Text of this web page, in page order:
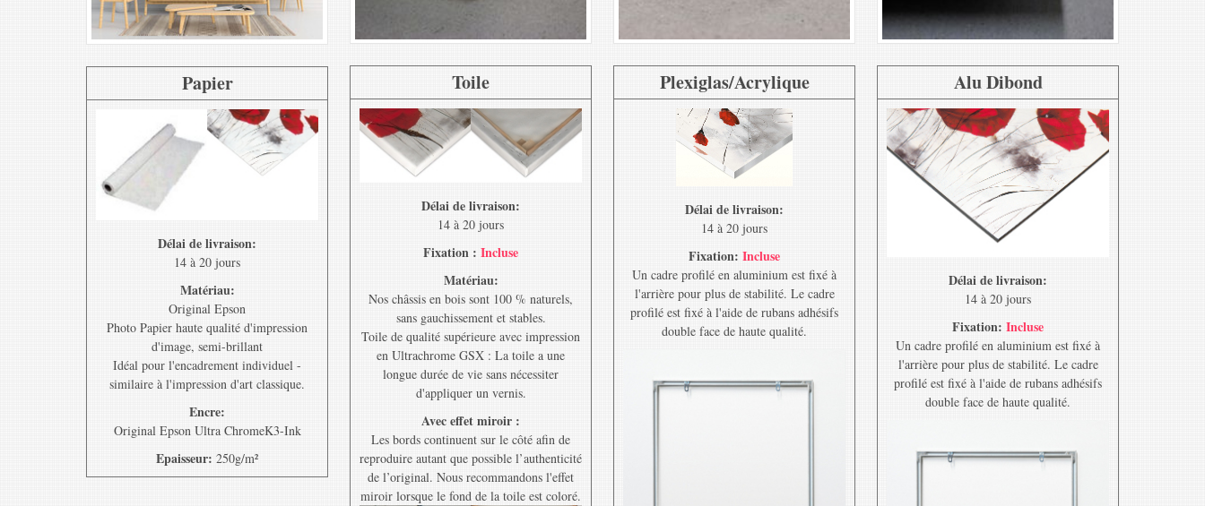
Papier
Délai de livraison:
14 à 20 jours
Matériau:
Original Epson
Photo Papier haute qualité d'impression
d'image, semi-brillant
Idéal pour l'encadrement individuel -
similaire à l'impression d'art classique.
Encre:
Original Epson Ultra ChromeK3-Ink
Epaisseur: 250g/m²
Toile
Délai de livraison:
14 à 20 jours
Fixation : Incluse
Matériau:
Nos châssis en bois sont 100 % naturels,
sans gauchissement et stables.
Toile de qualité supérieure avec impression
en Ultrachrome GSX : La toile a une
longue durée de vie sans nécessiter
d'appliquer un vernis.
Avec effet miroir :
Les bords continuent sur le côté afin de
reproduire autant que possible l’authenticité
de l’original. Nous recommandons l'effet
miroir lorsque le fond de la toile est coloré.
Plexiglas/Acrylique
Délai de livraison:
14 à 20 jours
Fixation: Incluse
Un cadre profilé en aluminium est fixé à
l'arrière pour plus de stabilité. Le cadre
profilé est fixé à l'aide de rubans adhésifs
double face de haute qualité.
Alu Dibond
Délai de livraison:
14 à 20 jours
Fixation: Incluse
Un cadre profilé en aluminium est fixé à
l'arrière pour plus de stabilité. Le cadre
profilé est fixé à l'aide de rubans adhésifs
double face de haute qualité.